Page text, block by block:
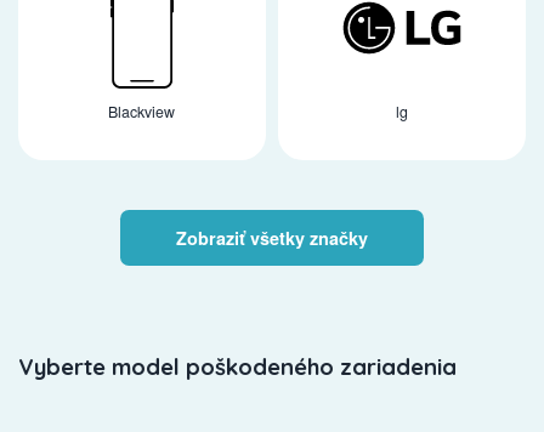
Blackview lg
Zobraziť všetky značky
Vyberte model poškodeného zariadenia